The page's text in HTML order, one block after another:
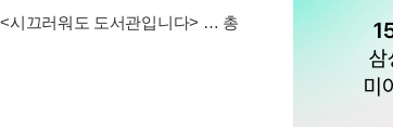
<시끄러워도 도서관입니다> … 총